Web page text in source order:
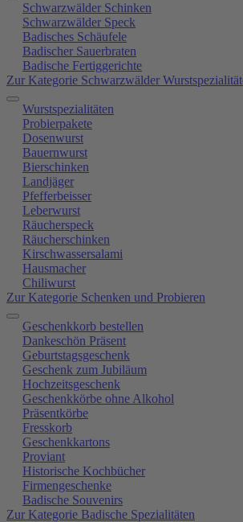
Schwarzwälder Schinken
Schwarzwälder Speck
Badisches Schäufele
Badischer Sauerbraten
Badische Fertiggerichte
Zur Kategorie Schwarzwälder
Wurstspezialitäten
Probierpakete
Dosenwurst
Bauernwurst
Bierschinken
Landjäger
Pfefferbeisser
Leberwurst
Räucherspeck
Räucherschinken
Kirschwassersalami
Hausmacher
Chiliwurst
Zur Kategorie Schenken und Probieren
Geschenkkorb bestellen
Dankeschön Präsent
Geburtstagsgeschenk
Geschenk zum Jubiläum
Hochzeitsgeschenk
Geschenkkörbe ohne Alkohol
Präsentkörbe
Fresskorb
Geschenkkartons
Proviant
Historische Kochbücher
Firmengeschenke
Badische Souvenirs
Zur Kategorie Badische Spezialitäten